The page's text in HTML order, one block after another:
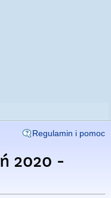
Regulamin i pomoc
2020 -